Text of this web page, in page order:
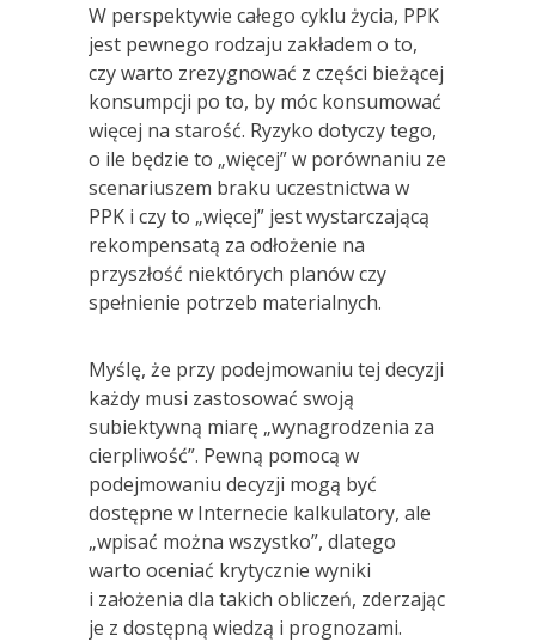
W perspektywie całego cyklu życia, PPK
jest pewnego rodzaju zakładem o to,
czy warto zrezygnować z części bieżącej
konsumpcji po to, by móc konsumować
więcej na starość. Ryzyko dotyczy tego,
o ile będzie to „więcej” w porównaniu ze
scenariuszem braku uczestnictwa w
PPK i czy to „więcej” jest wystarczającą
rekompensatą za odłożenie na
przyszłość niektórych planów czy
spełnienie potrzeb materialnych.
Myślę, że przy podejmowaniu tej decyzji
każdy musi zastosować swoją
subiektywną miarę „wynagrodzenia za
cierpliwość”. Pewną pomocą w
podejmowaniu decyzji mogą być
dostępne w Internecie kalkulatory, ale
„wpisać można wszystko”, dlatego
warto oceniać krytycznie wyniki
i założenia dla takich obliczeń, zderzając
je z dostępną wiedzą i prognozami.